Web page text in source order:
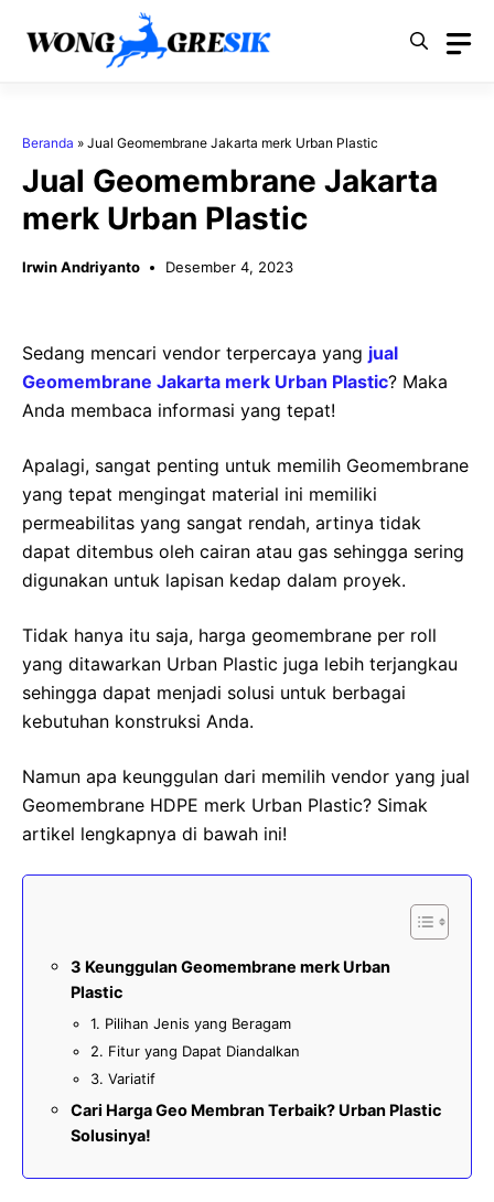
Beranda » Jual Geomembrane Jakarta merk Urban Plastic
Jual Geomembrane Jakarta
merk Urban Plastic
Irwin Andriyanto Desember 4, 2023
Sedang mencari vendor terpercaya yang jual
Geomembrane Jakarta merk Urban Plastic? Maka
Anda membaca informasi yang tepat!
Apalagi, sangat penting untuk memilih Geomembrane
yang tepat mengingat material ini memiliki
permeabilitas yang sangat rendah, artinya tidak
dapat ditembus oleh cairan atau gas sehingga sering
digunakan untuk lapisan kedap dalam proyek.
Tidak hanya itu saja, harga geomembrane per roll
yang ditawarkan Urban Plastic juga lebih terjangkau
sehingga dapat menjadi solusi untuk berbagai
kebutuhan konstruksi Anda.
Namun apa keunggulan dari memilih vendor yang jual
Geomembrane HDPE merk Urban Plastic? Simak
artikel lengkapnya di bawah ini!
3 Keunggulan Geomembrane merk Urban
Plastic
1. Pilihan Jenis yang Beragam
2. Fitur yang Dapat Diandalkan
3. Variatif
Cari Harga Geo Membran Terbaik? Urban Plastic
Solusinya!